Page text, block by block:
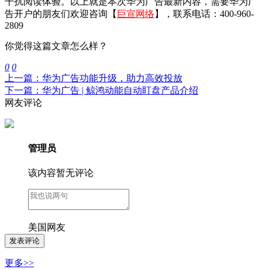
告开户的朋友们欢迎咨询【 巨宣网络】，联系电话：400-960-
2809
你觉得这篇文章怎么样？
0 0
上一篇：华为广告功能升级，助力高效投放
下一篇：华为广告 | 鲸鸿动能自动盯盘产品介绍
网友评论
管理员
该内容暂无评论
美国网友
更多>>